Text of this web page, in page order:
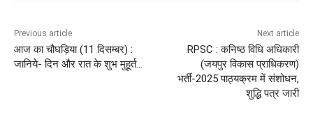
Previous article
आज का चौघड़िया (11 दिसम्‍बर) :
जानिये- दिन और रात के शुभ मुहूर्त…
Next article
RPSC : कनिष्ठ विधि अधिकारी
(जयपुर विकास प्राधिकरण)
भर्ती-2025 पाठ्यक्रम में संशोधन,
शुद्धि पत्र जारी